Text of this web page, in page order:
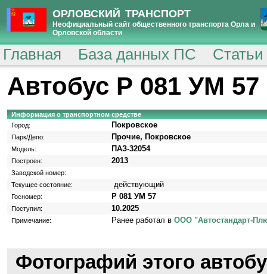
ОРЛОВСКИЙ ТРАНСПОРТ
Неофициальный сайт общественного транспорта Орла и
Орловской области
Главная База данных ПС
Автобус Р 081 УМ 57
Информация о транспортном средстве
Город:
Покровское
Парк/Депо: Прочие, Покровское
Модель: ПАЗ-32054
Построен: 2013
Заводской номер:
Текущее состояние:
действующий
Госномер: Р 081 УМ 57
Поступил: 10.2025
Примечание: Ранее работал в ООО "Автостандарт-
Фотографий этого